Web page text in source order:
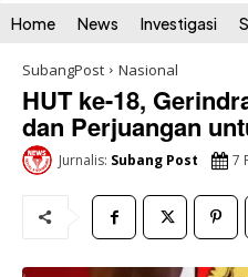
Home News Investigasi
SubangPost Nasional
HUT ke-18,
dan Perjuangan
Jurnalis: Subang Post 7